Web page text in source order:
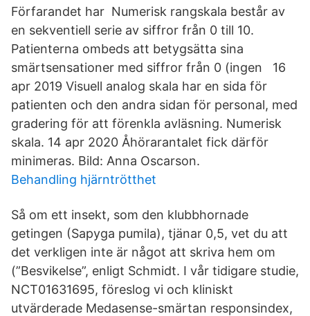
Förfarandet har Numerisk rangskala består av
en sekventiell serie av siffror från 0 till 10.
Patienterna ombeds att betygsätta sina
smärtsensationer med siffror från 0 (ingen 16
apr 2019 Visuell analog skala har en sida för
patienten och den andra sidan för personal, med
gradering för att förenkla avläsning. Numerisk
skala. 14 apr 2020 Åhörarantalet fick därför
minimeras. Bild: Anna Oscarson.
Behandling hjärntrötthet
Så om ett insekt, som den klubbhornade
getingen (Sapyga pumila), tjänar 0,5, vet du att
det verkligen inte är något att skriva hem om
(”Besvikelse”, enligt Schmidt. I vår tidigare studie,
NCT01631695, föreslog vi och kliniskt
utvärderade Medasense-smärtan responsindex,